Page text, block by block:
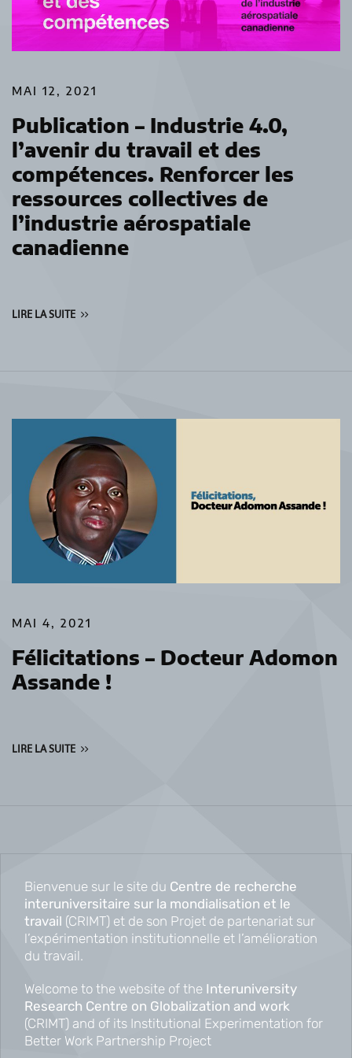
MAI 12, 2021
Publication – Industrie 4.0,
l’avenir du travail et des
compétences. Renforcer les
ressources collectives de
l’industrie aérospatiale
canadienne
LIRE LA SUITE
MAI 4, 2021
Félicitations – Docteur Adomon
Assande !
LIRE LA SUITE
Bienvenue sur le site du Centre de recherche
interuniversitaire sur la mondialisation et le
travail (CRIMT) et de son Projet de partenariat sur
l’expérimentation institutionnelle et l’amélioration
du travail.
Welcome to the website of the Interuniversity
Research Centre on Globalization and work
(CRIMT) and of its Institutional Experimentation for
Better Work Partnership Project